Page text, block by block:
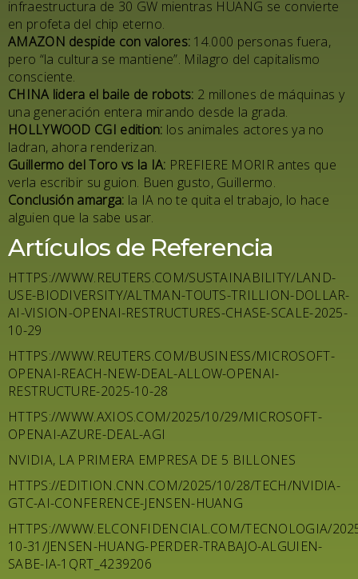
infraestructura de 30 GW mientras HUANG se convierte
en profeta del chip eterno.
AMAZON despide con valores: 14.000 personas fuera,
pero “la cultura se mantiene”. Milagro del capitalismo
consciente.
CHINAlidera el baile de robots: 2 millones de máquinas y
una generación entera mirando desde la grada.
HOLLYWOOD CGI edition: los animales actores ya no
ladran, ahora renderizan.
Guillermo del Toro vs la IA: PREFIERE MORIRantes que
verla escribir su guion. Buen gusto, Guillermo.
Conclusión amarga: la IA no te quita el trabajo, lo hace
alguien que la sabe usar.
Artículos de Referencia
HTTPS://WWW.REUTERS.COM/SUSTAINABILITY/LAND-
USE-BIODIVERSITY/ALTMAN-TOUTS-TRILLION-DOLLAR-
AI-VISION-OPENAI-RESTRUCTURES-CHASE-SCALE-2025-
10-29
HTTPS://WWW.REUTERS.COM/BUSINESS/MICROSOFT-
OPENAI-REACH-NEW-DEAL-ALLOW-OPENAI-
RESTRUCTURE-2025-10-28
HTTPS://WWW.AXIOS.COM/2025/10/29/MICROSOFT-
OPENAI-AZURE-DEAL-AGI
NVIDIA, LA PRIMERA EMPRESA DE 5 BILLONES
HTTPS://EDITION.CNN.COM/2025/10/28/TECH/NVIDIA-
GTC-AI-CONFERENCE-JENSEN-HUANG
HTTPS://WWW.ELCONFIDENCIAL.COM/TECNOLOGIA/
10-31/JENSEN-HUANG-PERDER-TRABAJO-ALGUIEN-
SABE-IA-1QRT_4239206